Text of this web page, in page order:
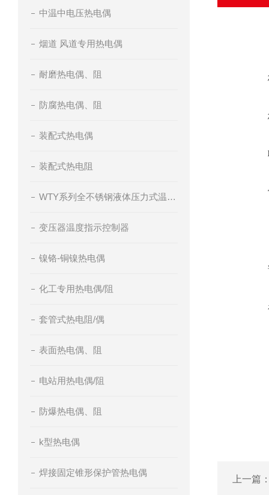
中温中电压热电偶
烟道 风道专用热电偶
耐磨热电偶、阻
防腐热电偶、阻
装配式热电偶
装配式热电阻
WTY系列全不锈钢液体压力式温度计
变压器温度指示控制器
镍铬-铜镍热电偶
化工专用热电偶/阻
套管式热电阻/偶
表面热电偶、阻
电站用热电偶/阻
防爆热电偶、阻
k型热电偶
焊接固定锥形保护管热电偶
上一篇